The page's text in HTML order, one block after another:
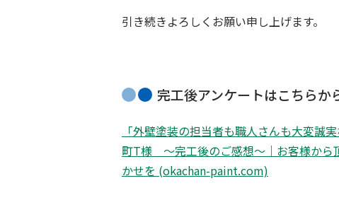
引き続きよろしくお願い申し上げます。
完工後アンケートはこちらか
「外壁塗装の担当者も職人さんも大変誠
町T様 〜完工後のご感想〜｜お客様から
かせを (okachan-paint.com)